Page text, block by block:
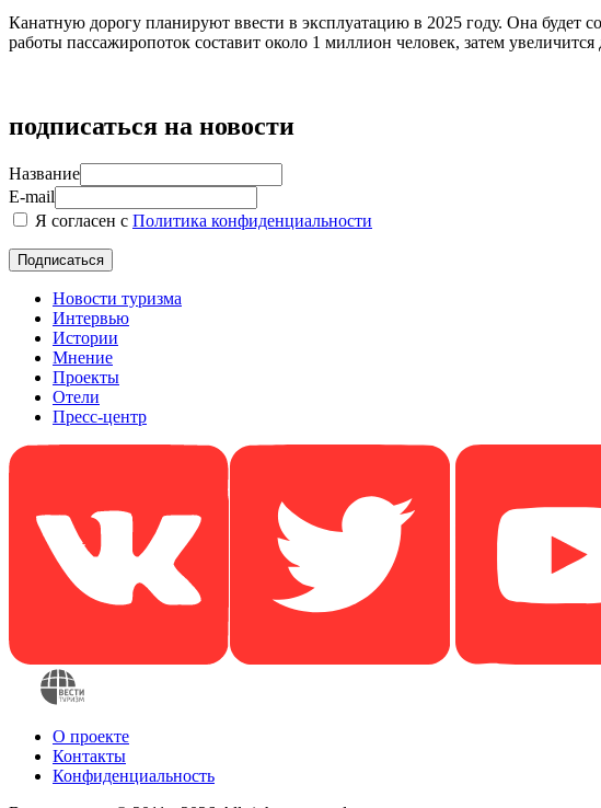
Канатную дорогу планируют ввести в эксплуатацию в 2025 году. Она будет
работы пассажиропоток составит около 1 миллион человек, затем
подписаться на новости
Название
E-mail
Я согласен с Политика конфиденциальности
Новости туризма
Интервью
Истории
Мнение
Проекты
Отели
Пресс-центр
О проекте
Контакты
Конфиденциальность